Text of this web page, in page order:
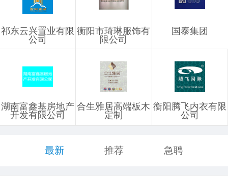
· 禁止发布的职位信息 [03-03]
祁东云兴置业有限
公司
衡阳市琦琳服饰有
限公司
国泰集团
湖南富鑫基房地产
开发有限公司
合生雅居高端板木
定制
衡阳腾飞内衣有限
公司
最新 推荐 急聘